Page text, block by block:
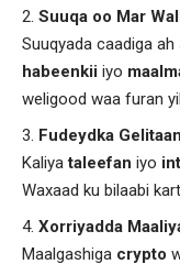
Suuqa oo Mar
Suuqyada caadiga
habeenkii iyo
weligood waa furan
Fudeydka
Kaliyataleefan iyo
Waxaad ku bilaabi
Xorriyadda
Maalgashiga crypto